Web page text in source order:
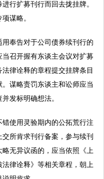
行扩募刊行而回去拢挂牌。
谋略。
奉告对于公司债券续刊行的
召开握有东谈主会议对扩募
律诠释的章程提交挂牌条目
谋略责罚东谈主和讼师应当
发标明确想法。
使用灵验期内的公拓荒行注
所肯求刊行备案，参与续刊
无异议函的，应当依照《上
律诠释》等相关章程，朝上